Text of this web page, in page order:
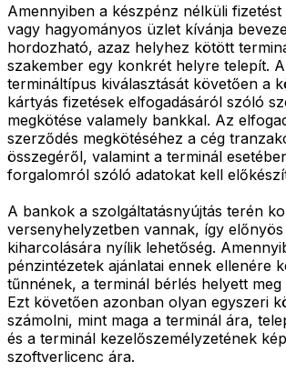
Amennyiben a készpénz nélküli
vagy hagyományos üzlet kívánja
hordozható, azaz helyhez kötött
szakember egy konkrét helyre telepít.
termináltípus kiválasztását követően a
kártyás fizetések elfogadásáról szóló
megkötése valamely bankkal. Az
szerződés megkötéséhez a cég
összegéről, valamint a terminál
forgalomról szóló adatokat kell
A bankok a szolgáltatásnyújtás terén
versenyhelyzetben vannak, így
kiharcolására nyílik lehetőség.
pénzintézetek ajánlatai ennek ellenére
tűnnének, a terminál bérlés helyett meg
Ezt követően azonban olyan egyszeri
számolni, mint maga a terminál ára,
és a terminál kezelőszemélyzetének
szoftverlicenc ára.